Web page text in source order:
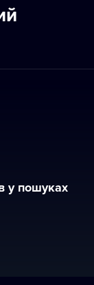
у пошуках